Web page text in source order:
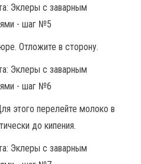
Отложите в сторону.
этого перелейте молоко в
до кипения.